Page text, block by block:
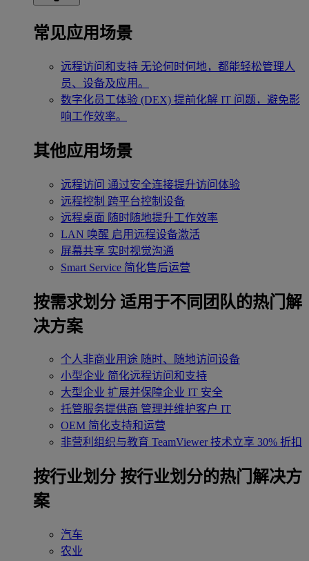
常见应用场景
远程访问和支持 无论何时何地，都能轻松管理人
员、设备及应用。
数字化员工体验 (DEX) 提前化解 IT 问题，避免影
响工作效率。
其他应用场景
远程访问 通过安全连接提升访问体验
远程控制 跨平台控制设备
远程桌面 随时随地提升工作效率
LAN 唤醒 启用远程设备激活
屏幕共享 实时视觉沟通
Smart Service 简化售后运营
按需求划分 适用于不同团队的热门解
决方案
个人非商业用途 随时、随地访问设备
小型企业 简化远程访问和支持
大型企业 扩展并保障企业 IT 安全
托管服务提供商 管理并维护客户 IT
OEM 简化支持和运营
非营利组织与教育 TeamViewer 技术立享 30% 折扣
‌按行业划分 按行业划分的热门解决方
案
汽车
农业